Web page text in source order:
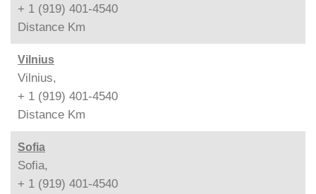
+ 1 (919) 401-4540
Distance Km
Vilnius
Vilnius,
+ 1 (919) 401-4540
Distance Km
Sofia
Sofia,
+ 1 (919) 401-4540